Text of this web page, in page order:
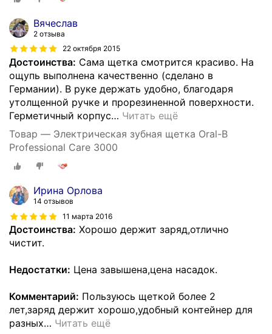
Вячеслав
2 отзыва
22 октября 2015
Достоинства: Сама щетка смотрится красиво. На
ощупь выполнена качественно (сделано в
Германии). В руке держать удобно, благодаря
утолщенной ручке и прорезиненной поверхности.
Герметичный корпус… Читать ещё
Товар — Электрическая зубная щетка Oral-B
Professional Care 3000
Ирина Орлова
14 отзывов
11 марта 2016
Достоинства: Хорошо держит заряд,отлично
чистит.
Недостатки: Цена завышена,цена насадок.
Комментарий: Пользуюсь щеткой более 2
лет,заряд держит хорошо,удобный контейнер для
разных… Читать ещё